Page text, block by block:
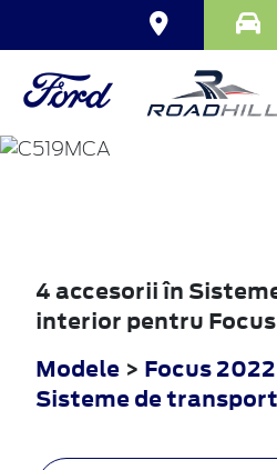
FOCUS
4 accesorii în
interior pentru
Modele > Focus 2022
Sisteme de